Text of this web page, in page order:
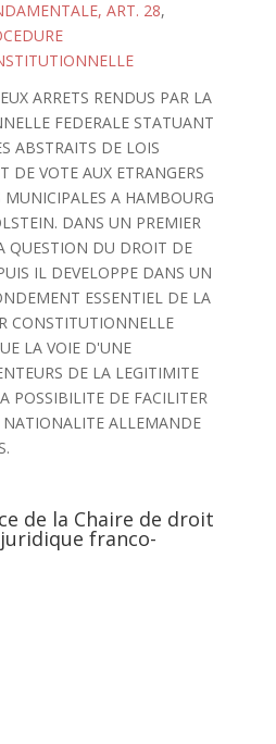
ART. 28,
ARRETS RENDUS PAR LA
FEDERALE STATUANT
ABSTRAITS DE LOIS
DE VOTE AUX ETRANGERS
MUNICIPALES A HAMBOURG
DANS UN PREMIER
QUESTION DU DROIT DE
IL DEVELOPPE DANS UN
ESSENTIEL DE LA
CONSTITUTIONNELLE
LA VOIE D'UNE
DE LA LEGITIMITE
POSSIBILITE DE FACILITER
ALLEMANDE
de la Chaire de droit
franco-